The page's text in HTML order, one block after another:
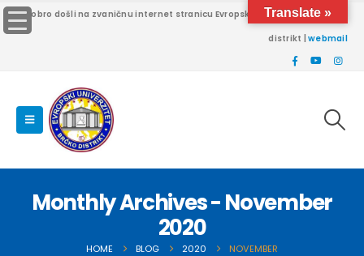
Dobro došli na zvaničnu internet stranicu Evropskog univerziteta Brčko
distrikt |webmail
Monthly Archives - November
2020
HOME BLOG 2020 NOVEMBER
Translate »